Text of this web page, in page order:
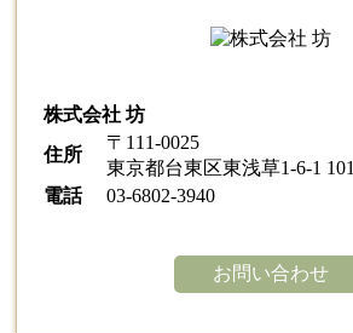
株式会社 坊
住所
〒111-0025
東京都台東区東浅草1-6-1 101
電話
03-6802-3940
お問い合わせ